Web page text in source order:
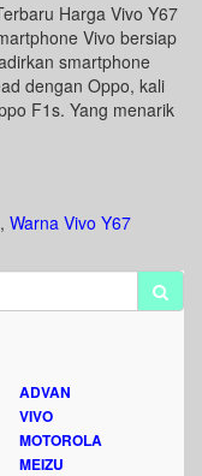
Harga Vivo Y67
Vivo bersiap
smartphone
dengan Oppo, kali
F1s. Yang menarik
, Warna Vivo Y67
ADVAN
VIVO
MOTOROLA
MEIZU